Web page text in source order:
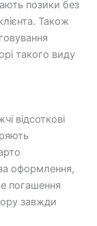
позики без
Також
такого виду
відсоткові
оформлення,
погашення
завжди